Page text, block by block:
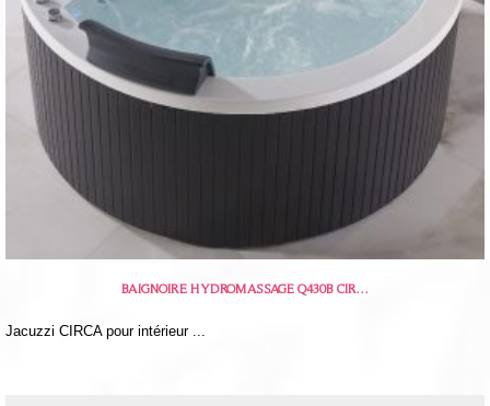
BAIGNOIRE HYDROMASSAGE Q430B CIR…
Jacuzzi CIRCA pour intérieur ...